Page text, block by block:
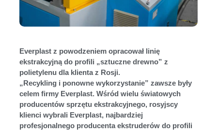
Everplast z powodzeniem opracował linię
ekstrakcyjną do profili „sztuczne drewno” z
polietylenu dla klienta z Rosji.
„Recykling i ponowne wykorzystanie” zawsze były
celem firmy Everplast. Wśród wielu światowych
producentów sprzętu ekstrakcyjnego, rosyjscy
klienci wybrali Everplast, najbardziej
profesjonalnego producenta ekstruderów do profili